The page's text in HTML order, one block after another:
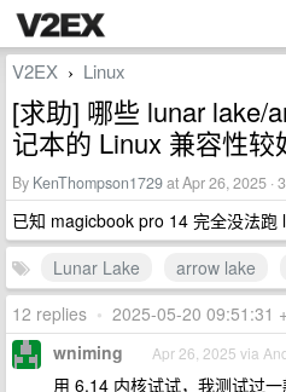
V2EX › Linux
[求助] 哪些 lunar lake/
记本的 Linux 兼容性较
By KenThompson1729at Apr 26, 2025 ·
已知 magicbook pro 14 完全没法跑
Lunar Lake
arrow lake
12 replies • 2025-05-20 09:51:31
wniming Apr 26, 2025 via
用 6.14 内核试试，我测试过